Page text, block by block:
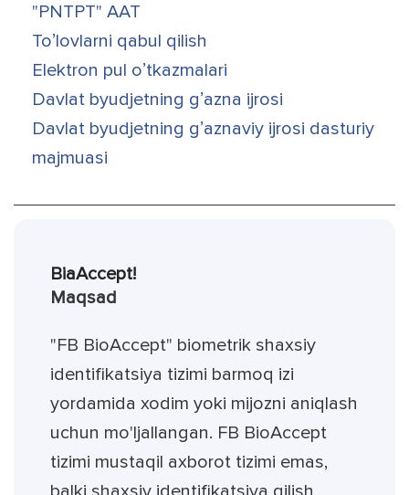
"PNTPT" AAT
Toʼlovlarni qabul qilish
Elektron pul oʼtkazmalari
Davlat byudjetning gʼazna ijrosi
Davlat byudjetning gʼaznaviy ijrosi dasturiy
majmuasi
BiaAccept!
Maqsad
"FB BioAccept" biometrik shaxsiy
identifikatsiya tizimi barmoq izi
yordamida xodim yoki mijozni aniqlash
uchun mo'ljallangan. FB BioAccept
tizimi mustaqil axborot tizimi emas,